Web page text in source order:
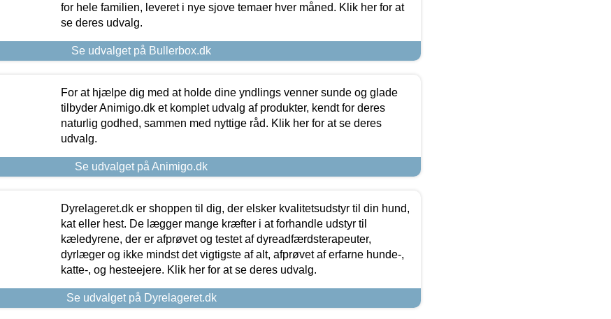
for hele familien, leveret i nye sjove temaer hver måned. Klik her for at
se deres udvalg.
Se udvalget på Bullerbox.dk
For at hjælpe dig med at holde dine yndlings venner sunde og glade
tilbyder Animigo.dk et komplet udvalg af produkter, kendt for deres
naturlig godhed, sammen med nyttige råd. Klik her for at se deres
udvalg.
Se udvalget på Animigo.dk
Dyrelageret.dk er shoppen til dig, der elsker kvalitetsudstyr til din hund,
kat eller hest. De lægger mange kræfter i at forhandle udstyr til
kæledyrene, der er afprøvet og testet af dyreadfærdsterapeuter,
dyrlæger og ikke mindst det vigtigste af alt, afprøvet af erfarne hunde-,
katte-, og hesteejere. Klik her for at se deres udvalg.
Se udvalget på Dyrelageret.dk